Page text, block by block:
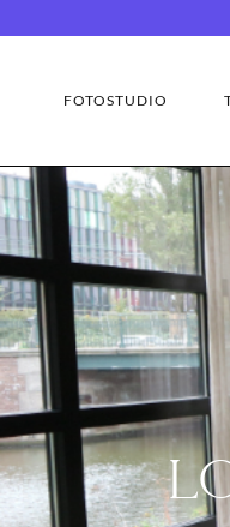
FOTOSTUDIO